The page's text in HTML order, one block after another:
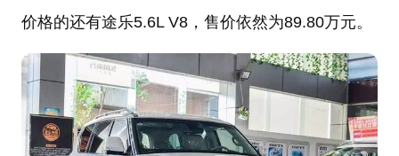
价格的还有途乐5.6L V8，售价依然为89.80万元。